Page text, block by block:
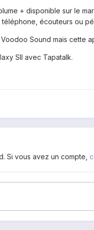
+ disponible sur le
écouteurs ou
Sound mais cette
SII avec Tapatalk.
Si vous avez un compte,